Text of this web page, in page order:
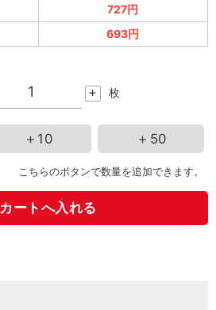
727円
693円
+ 枚
＋10 ＋50
こちらのボタンで数量を追加できます。
カートへ入れる